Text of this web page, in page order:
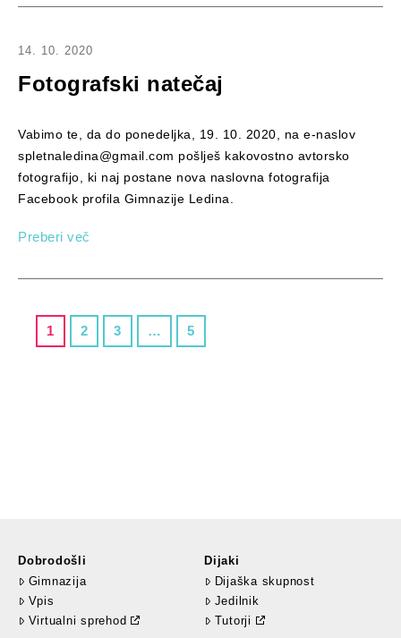
14. 10. 2020
Fotografski natečaj
Vabimo te, da do ponedeljka, 19. 10. 2020, na e-naslov
spletnaledina@gmail.com pošlješ kakovostno avtorsko
fotografijo, ki naj postane nova naslovna fotografija
Facebook profila Gimnazije Ledina.
Preberi več
1 2 3 … 5
Dobrodošli
Gimnazija
Vpis
Virtualni sprehod
Dijaki
Dijaška skupnost
Jedilnik
Tutorji